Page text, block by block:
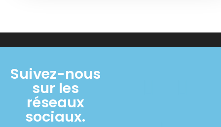
Suivez-nous
sur les
réseaux
sociaux.